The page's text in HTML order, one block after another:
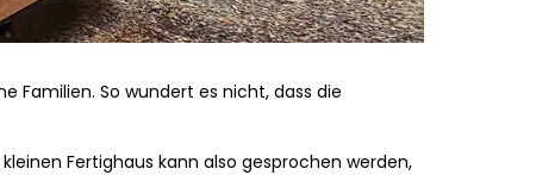
Familien. So wundert es nicht, dass die
Fertighaus kann also gesprochen werden,